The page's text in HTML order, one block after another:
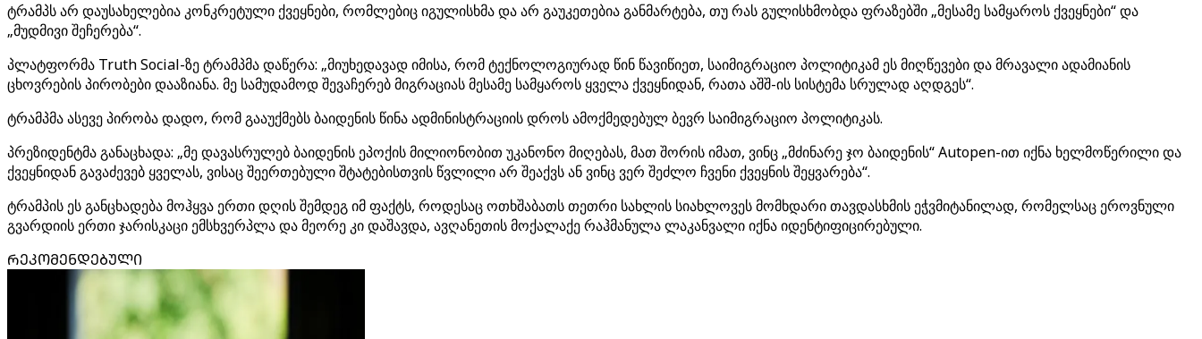
ტრამპს არ დაუსახელებია კონკრეტული ქვეყნები, რომლებიც იგულისხმა და არ გაუკეთებია განმარტება, თუ რას გულისხმობდა ფრაზებში „მესამე სამყაროს ქვეყნები“ და
„მუდმივი შეჩერება“.
პლატფორმა Truth Social-ზე ტრამპმა დაწერა: „მიუხედავად იმისა, რომ ტექნოლოგიურად წინ წავიწიეთ, საიმიგრაციო პოლიტიკამ ეს მიღწევები და მრავალი ადამიანის
ცხოვრების პირობები დააზიანა. მე სამუდამოდ შევაჩერებ მიგრაციას მესამე სამყაროს ყველა ქვეყნიდან, რათა აშშ-ის სისტემა სრულად აღდგეს“.
ტრამპმა ასევე პირობა დადო, რომ გააუქმებს ბაიდენის წინა ადმინისტრაციის დროს ამოქმედებულ ბევრ საიმიგრაციო პოლიტიკას.
პრეზიდენტმა განაცხადა: „მე დავასრულებ ბაიდენის ეპოქის მილიონობით უკანონო მიღებას, მათ შორის იმათ, ვინც „მძინარე ჯო ბაიდენის“ Autopen-ით იქნა ხელმოწერილი და
ქვეყნიდან გავაძევებ ყველას, ვისაც შეერთებული შტატებისთვის წვლილი არ შეაქვს ან ვინც ვერ შეძლო ჩვენი ქვეყნის შეყვარება“.
ტრამპის ეს განცხადება მოჰყვა ერთი დღის შემდეგ იმ ფაქტს, როდესაც ოთხშაბათს თეთრი სახლის სიახლოვეს მომხდარი თავდასხმის ეჭვმიტანილად, რომელსაც ეროვნული
გვარდიის ერთი ჯარისკაცი ემსხვერპლა და მეორე კი დაშავდა, ავღანეთის მოქალაქე რაჰმანულა ლაკანვალი იქნა იდენტიფიცირებული.
ᲠᲔᲙᲝᲛᲔᲜᲓᲔᲑᲣᲚᲘ